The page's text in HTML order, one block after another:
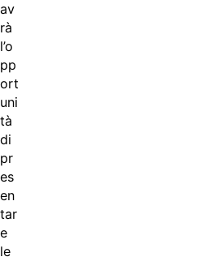
av
rà
l’o
pp
ort
uni
tà
di
pr
es
en
tar
e
le